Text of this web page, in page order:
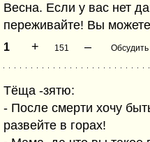
Весна. Если у вас нет
переживайте! Вы
1 + 151 –
Тёща -зятю:
- После смерти хочу
развейте в горах!